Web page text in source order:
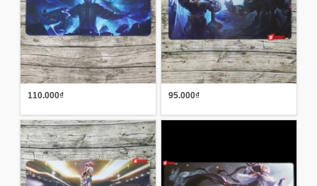
110.000₫ 95.000₫